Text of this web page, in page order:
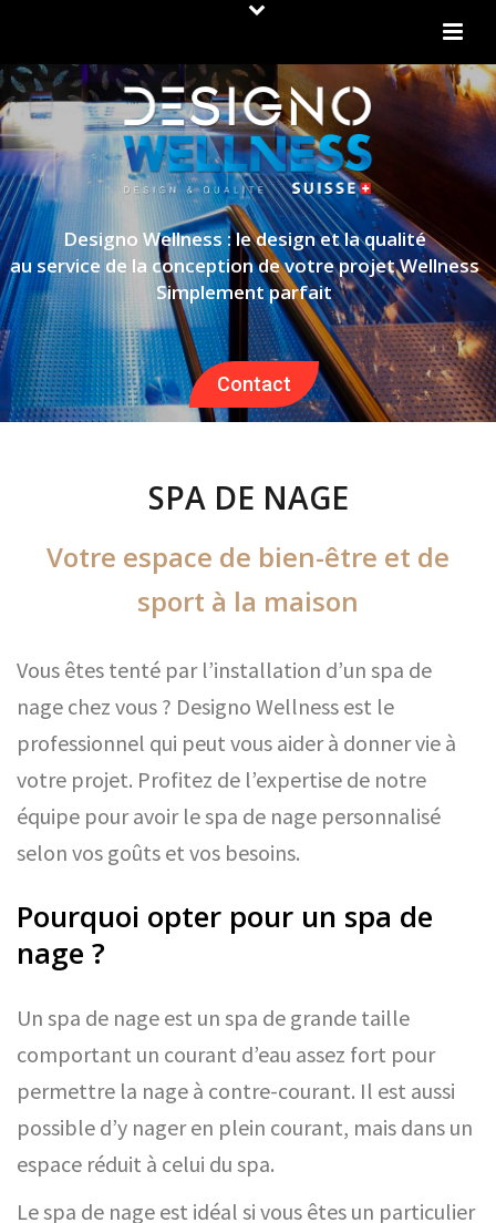
Designo Wellness : le design et la qualité
au service de la conception de votre projet Wellness
Simplement parfait
Contact
SPA DE NAGE
Votre espace de bien-être et de
sport à la maison
Vous êtes tenté par l’installation d’un spa de
nage chez vous ? Designo Wellness est le
professionnel qui peut vous aider à donner vie à
votre projet. Profitez de l’expertise de notre
équipe pour avoir le spa de nage personnalisé
selon vos goûts et vos besoins.
Pourquoi opter pour un spa de
nage ?
Un spa de nage est un spa de grande taille
comportant un courant d’eau assez fort pour
permettre la nage à contre-courant. Il est aussi
possible d’y nager en plein courant, mais dans un
espace réduit à celui du spa.
Le spa de nage est idéal si vous êtes un particulier